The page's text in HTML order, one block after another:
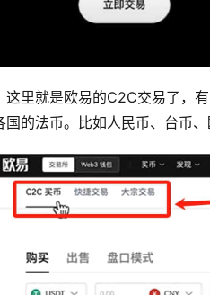
这里就是欧易的C2C交易了，
国的法币。比如人民币、台币